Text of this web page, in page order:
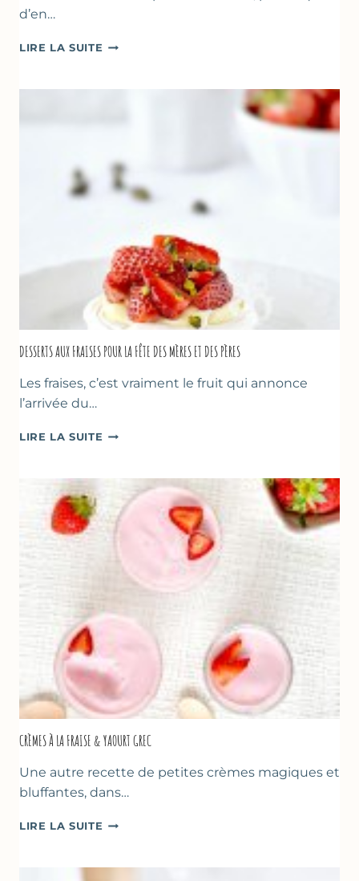
d’en…
LIRE LA SUITE GÂTEAU
FRAISES
DESSERTS AUX FRAISES POUR LA FÊTE DES MÈRES ET DES PÈRES
Les fraises, c’est vraiment le fruit qui annonce
l’arrivée du…
LIRE LA SUITE DESSERTS
POUR
FÊTE
DES
CRÈMES À LA FRAISE & YAOURT GREC
Une autre recette de petites crèmes magiques et
bluffantes, dans…
LIRE LA SUITE CRÈMES
FRAISE